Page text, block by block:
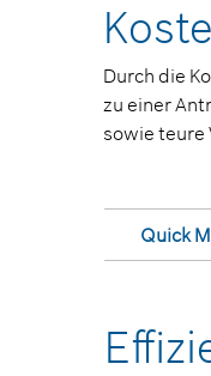
Durch die
zu einer
sowie teure
Quick